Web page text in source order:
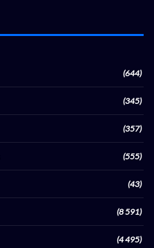
(644)
(345)
(357)
(555)
(43)
(8 591)
(4 495)